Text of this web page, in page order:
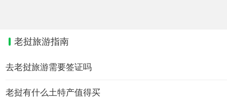
老挝旅游指南
去老挝旅游需要签证吗
老挝有什么土特产值得买